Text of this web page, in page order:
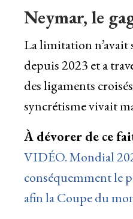
Neymar, le
La limitation n’avait
depuis 2023 et a
des ligaments
syncrétisme vivait
À dévorer de ce
VIDÉO. Mondial
conséquemment le
afin la Coupe du